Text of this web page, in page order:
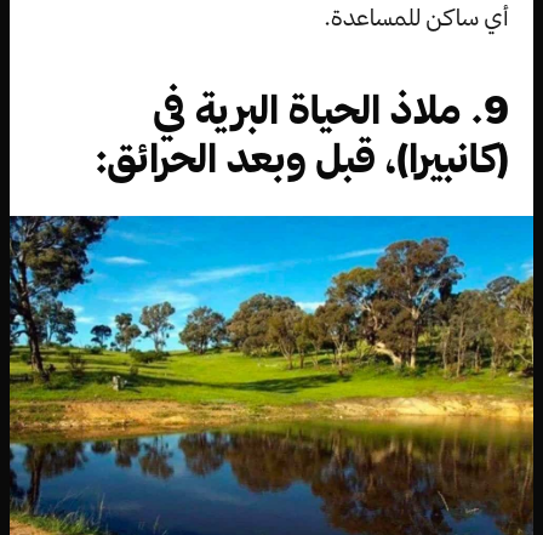
أي ساكن للمساعدة.
9. ملاذ الحياة البرية في
(كانبيرا)، قبل وبعد الحرائق: